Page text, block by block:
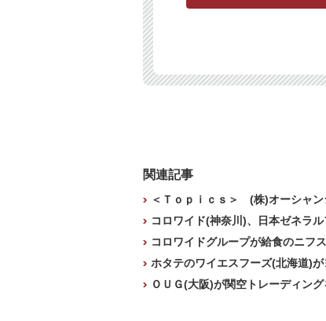
関連記事
＜Ｔｏｐｉｃｓ＞ (株)オーシャン
コロワイド(神奈川)、日本ゼネラ
コロワイドグループが給食のニフ
ホタテのワイエスフーズ(北海道)
ＯＵＧ(大阪)が関空トレーディン